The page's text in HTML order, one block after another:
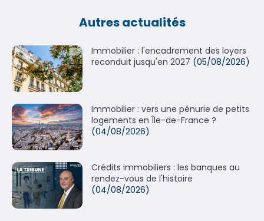
Autres actualités
Immobilier : l'encadrement des loyers
reconduit jusqu'en 2027 (05/08/2026)
Immobilier : vers une pénurie de petits
logements en Île-de-France ?
(04/08/2026)
Crédits immobiliers : les banques au
rendez-vous de l'histoire
(04/08/2026)